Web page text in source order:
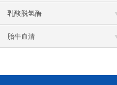
乳酸脱氢酶
胎牛血清